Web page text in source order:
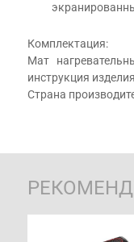
Комплектация:
Мат
инструкция изделия
Страна